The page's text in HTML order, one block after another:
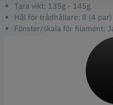
Tara vikt: 135g - 145g
Hål för trådhållare: 8 (4 par)
Fönster/skala för filament: